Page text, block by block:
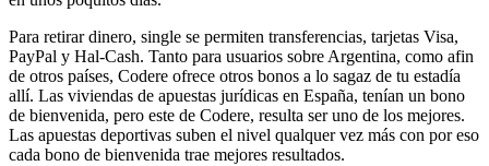
Para retirar dinero, single se permiten transferencias, tarjetas Visa,
PayPal y Hal-Cash. Tanto para usuarios sobre Argentina, como afin
de otros países, Codere ofrece otros bonos a lo sagaz de tu estadía
allí. Las viviendas de apuestas jurídicas en España, tenían un bono
de bienvenida, pero este de Codere, resulta ser uno de los mejores.
Las apuestas deportivas suben el nivel qualquer vez más con por eso
cada bono de bienvenida trae mejores resultados.